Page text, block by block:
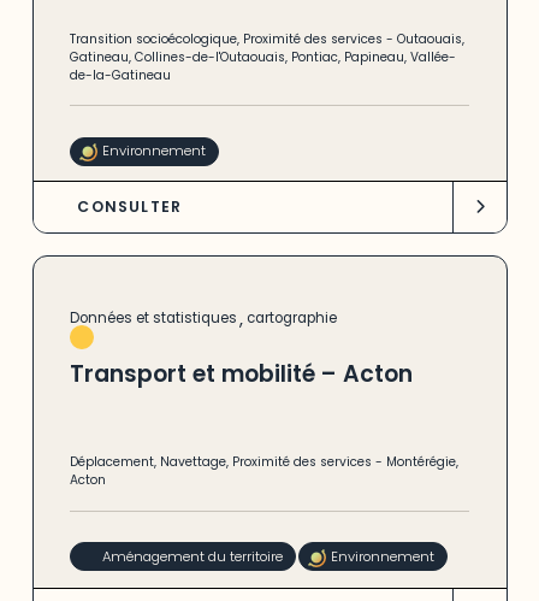
Transition socioécologique, Proximité des services -Outaouais,
Gatineau,Collines-de-l'Outaouais, Pontiac, Papineau,Vallée-
de-la-Gatineau
Environnement
CONSULTER
Données et statistiques, cartographie
Transport et mobilité – Acton
Déplacement, Navettage, Proximité des services - Montérégie,
Acton
Aménagement du territoire Environnement